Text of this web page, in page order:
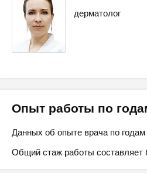
дерматолог
Опыт работы по
Данных об опыте врача по годам
Общий стаж работы составляет